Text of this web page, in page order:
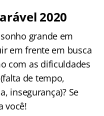
2020
grande em
em frente em busca
com as dificuldades
de tempo,
insegurança)? Se
você!